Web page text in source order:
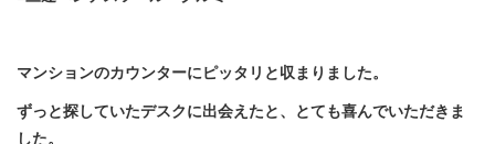
マンションのカウンターにピッタリと収まりました。
ずっと探していたデスクに出会えたと、とても喜んでいただきま
した。